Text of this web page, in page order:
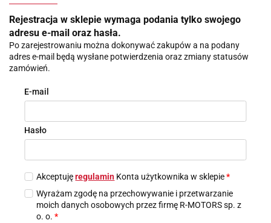
Rejestracja w sklepie wymaga podania tylko swojego
adresu e-mail oraz hasła.
Po zarejestrowaniu można dokonywać zakupów a na podany
adres e-mail będą wysłane potwierdzenia oraz zmiany statusów
zamówień.
E-mail
Hasło
Akceptujęregulamin Konta użytkownika w sklepie*
Wyrażam zgodę na przechowywanie i przetwarzanie
moich danych osobowych przez firmę R-MOTORS sp. z
o. o.*